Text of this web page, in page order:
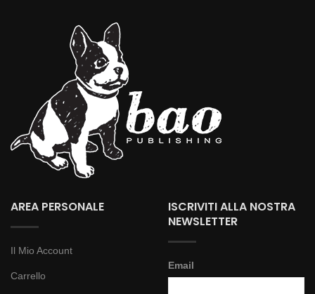
AREA PERSONALE
Il Mio Account
Carrello
ISCRIVITI ALLA NOSTRA
NEWSLETTER
Email